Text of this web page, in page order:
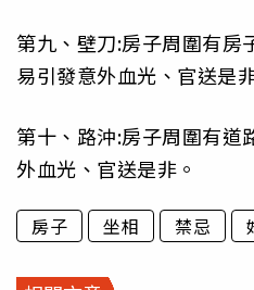
第九、壁刀:房子周圍有房
易引發意外血光、官送是
第十、路沖:房子周圍有道
外血光、官送是非。
房子 坐相 禁忌